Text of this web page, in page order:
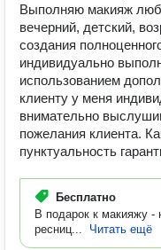
Выполняю макияж
вечерний, детский,
создания
индивидуально
использованием
клиенту у меня
внимательно
пожелания клиента.
пунктуальность
Бесплатно
В подарок к макияжу -
ресниц...
Читать ещё